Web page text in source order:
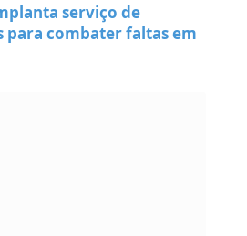
serviço de
para combater faltas em